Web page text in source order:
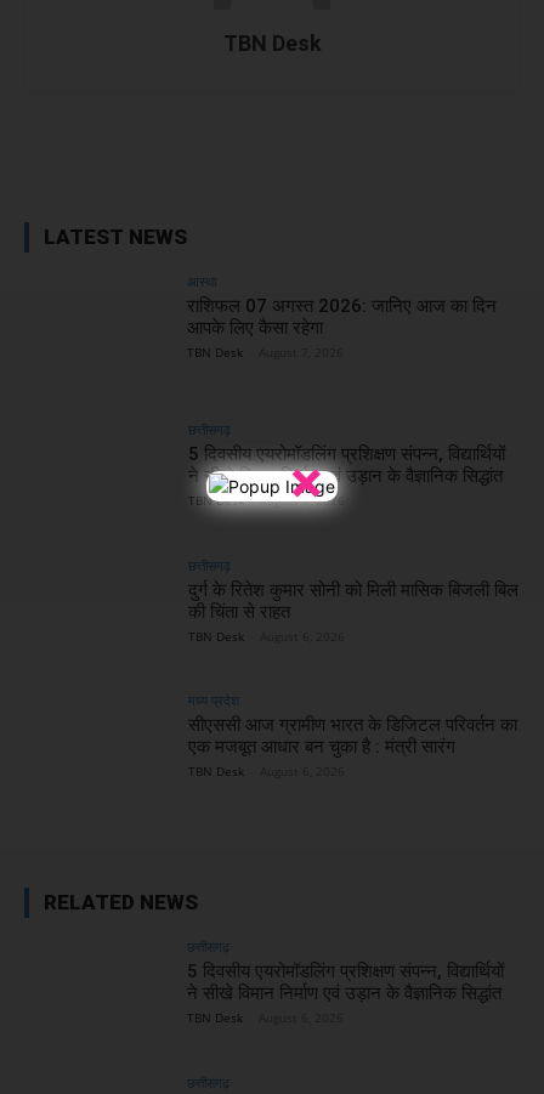
×
TBN Desk
LATEST NEWS
आस्था
राशिफल 07 अगस्त 2026: जानिए आज का दिन
आपके लिए कैसा रहेगा
TBN Desk
छत्तीसगढ़
5 दिवसीय एयरोमॉडलिंग प्रशिक्षण संपन्न, विद्यार्थियों
ने सीखे विमान निर्माण एवं उड़ान के वैज्ञानिक सिद्धांत
TBN Desk - August 6, 2026
छत्तीसगढ़
दुर्ग के रितेश कुमार सोनी को मिली मासिक बिजली बिल
की चिंता से राहत
TBN Desk
मध्य प्रदेश
सीएससी आज ग्रामीण भारत के डिजिटल परिवर्तन का
एक मजबूत आधार बन चुका है : मंत्री सारंग
TBN Desk
RELATED NEWS
छत्तीसगढ़
5 दिवसीय एयरोमॉडलिंग प्रशिक्षण संपन्न, विद्यार्थियों
ने सीखे विमान निर्माण एवं उड़ान के वैज्ञानिक सिद्धांत
TBN Desk
छत्तीसगढ़